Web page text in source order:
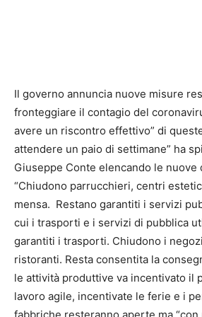
Il governo annuncia nuove misure
fronteggiare il contagio del
avere un riscontro effettivo” di
attendere un paio di settimane” ha
Giuseppe Conte elencando le nuove
“Chiudono parrucchieri, centri
mensa. Restano garantiti i servizi
cui i trasporti e i servizi di pubblica
garantiti i trasporti. Chiudono i
ristoranti. Resta consentita la
le attività produttive va incentivato il
lavoro agile, incentivate le ferie e i